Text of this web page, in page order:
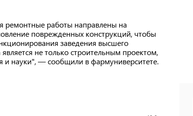
ремонтные работы направлены на
поврежденных конструкций, чтобы
заведения высшего
не только строительным проектом,
и науки", — сообщили в фармуниверситете.